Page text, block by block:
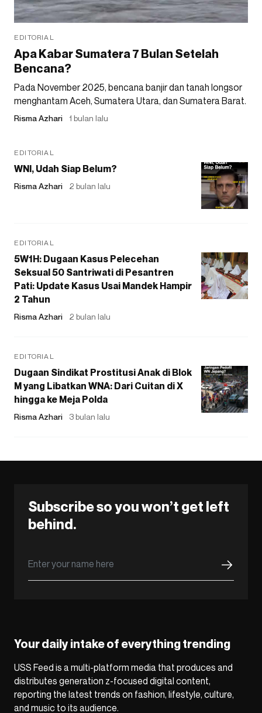
EDITORIAL
Apa Kabar Sumatera 7 Bulan Setelah
Bencana?
Pada November 2025, bencana banjir dan tanah longsor
menghantam Aceh, Sumatera Utara, dan Sumatera Barat.
Risma Azhari 1 bulan lalu
EDITORIAL
WNI, Udah Siap Belum?
Risma Azhari 2 bulan lalu
EDITORIAL
5W1H: Dugaan Kasus Pelecehan
Seksual 50 Santriwati di Pesantren
Pati: Update Kasus Usai Mandek Hampir
2 Tahun
Risma Azhari 2 bulan lalu
EDITORIAL
Dugaan Sindikat Prostitusi Anak di Blok
M yang Libatkan WNA: Dari Cuitan di X
hingga ke Meja Polda
Risma Azhari 3 bulan lalu
Subscribe so you won’t get left
behind.
Your daily intake of everything trending
USS Feed is a multi-platform media that produces and
distributes generation z-focused digital content,
reporting the latest trends on fashion, lifestyle, culture,
and music to its audience.